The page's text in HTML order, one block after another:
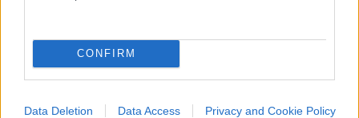
CONFIRM
Data Deletion Data Access Privacy and Cookie Policy
Vignetta del 07/08/2026